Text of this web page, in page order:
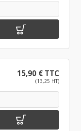
15,90 € TTC
(13,25 HT)